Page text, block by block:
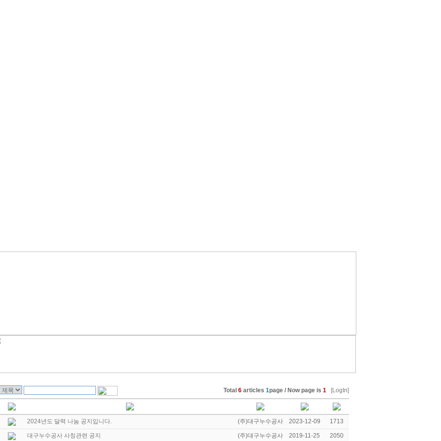
Total 6articles 1page / Now page is 1 [LogIn]
2024년도 달력 나눔 공지입니다. (주)대구누수공사 2023-12-09 1713
대구누수공사 사칭관련 공지 (주)대구누수공사 2019-11-25 2050